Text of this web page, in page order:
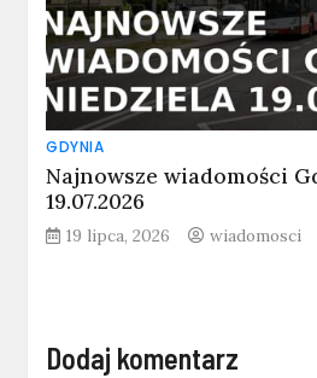
GDYNIA
Najnowsze wiadomości
19.07.2026
19 lipca, 2026 wiadomosci
Dodaj komentarz